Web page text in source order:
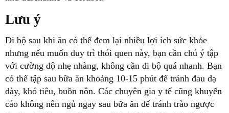
Lưu ý
nhưng nếu muốn duy trì thói quen này, bạn cần chú ý tập
với cường độ nhẹ nhàng, không cần đi bộ quá nhanh. Bạn
có thể tập sau bữa ăn khoảng 10-15 phút để tránh đau dạ
dày, khó tiêu, buồn nôn. Các chuyên gia y tế cũng khuyến
cáo không nên ngủ ngay sau bữa ăn để tránh trào ngược